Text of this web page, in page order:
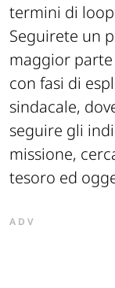
termini di
Seguirete un
maggior
con fasi di
sindacale,
seguire gli
missione,
tesoro ed
ADV